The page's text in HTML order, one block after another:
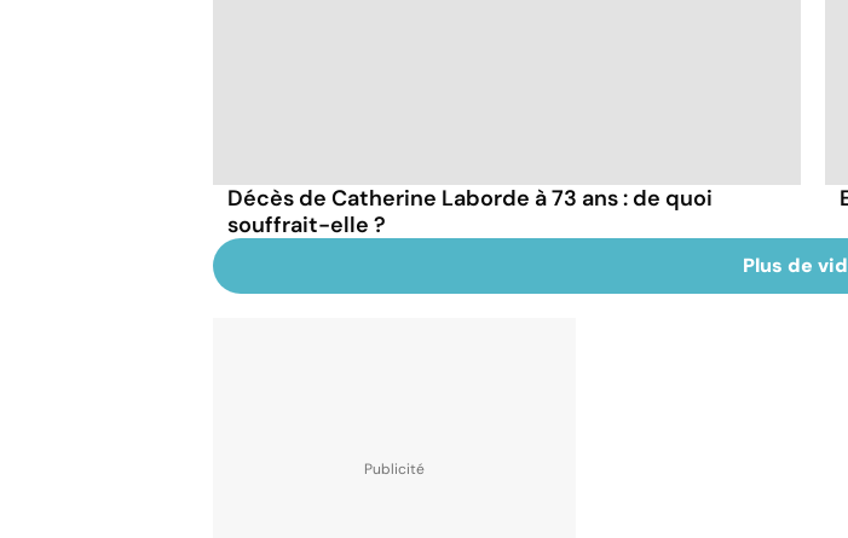
Décès de Catherine Laborde à 73 ans : de quoi
souffrait-elle ?
Plus de